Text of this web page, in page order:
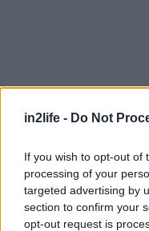
in2life - Do Not
If you wish to opt-out of
processing of your
targeted advertising by
section to confirm your
opt-out request is